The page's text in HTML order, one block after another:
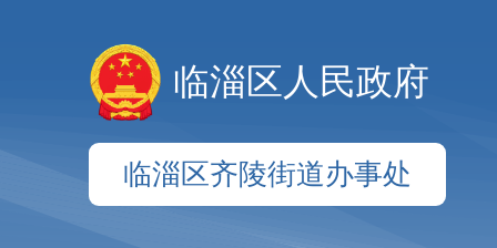
临淄区人民政府
临淄区齐陵街道办事处